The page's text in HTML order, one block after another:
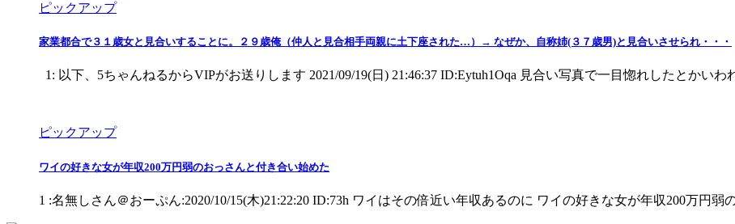
ピックアップ
家業都合で３１歳女と見合いすることに。２９歳俺（仲人と見合相手両親に土下座された…）→ なぜか、自称姉(３７歳男)と見合いさせられ・・・
1: 以下、5ちゃんねるからVIPがお送りします 2021/09/19(日) 21:46:37 ID:Eytuh1Oqa 見合い写真で一目惚れしたとかい
ピックアップ
ワイの好きな女が年収200万円弱のおっさんと付き合い始めた
1 :名無しさん＠おーぷん:2020/10/15(木)21:22:20 ID:73h ワイはその倍近い年収あるのに ワイの好きな女が年収200万円